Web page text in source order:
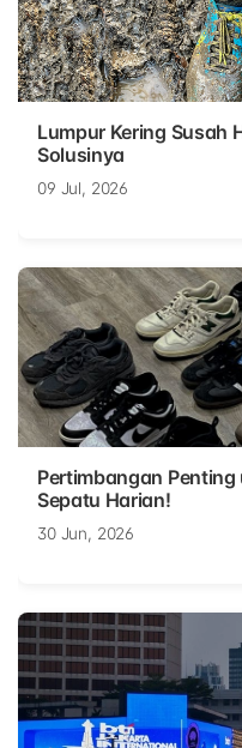
Lumpur Kering Susah
Solusinya
09 Jul, 2026
Pertimbangan
Sepatu Harian!
30 Jun, 2026